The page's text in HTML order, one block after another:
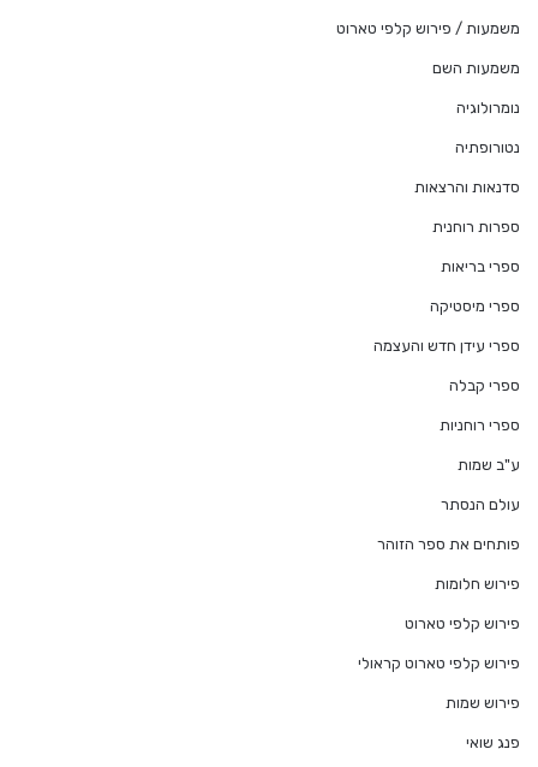
משמעות / פירוש קלפי טארוט
משמעות השם
נומרולוגיה
נטורופתיה
סדנאות והרצאות
ספרות רוחנית
ספרי בריאות
ספרי מיסטיקה
ספרי עידן חדש והעצמה
ספרי קבלה
ספרי רוחניות
ע"ב שמות
עולם הנסתר
פותחים את ספר הזוהר
פירוש חלומות
פירוש קלפי טארוט
פירוש קלפי טארוט קראולי
פירוש שמות
פנג שואי